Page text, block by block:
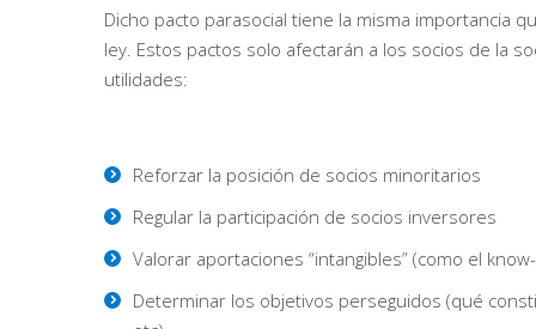
Dicho pacto parasocial tiene la misma importancia
ley. Estos pactos solo afectarán a los socios de la
utilidades:
Reforzar la posición de socios minoritarios
Regular la participación de socios inversores
Valorar aportaciones “intangibles” (como el
Determinar los objetivos perseguidos (qué